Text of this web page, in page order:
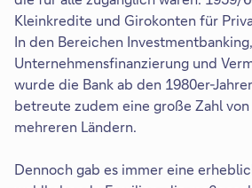
Kleinkredite und Girokonten für
In den Bereichen Investmentbanking,
Unternehmensfinanzierung und
wurde die Bank ab den 1980er-
betreute zudem eine große Zahl
mehreren Ländern.
Dennoch gab es immer eine